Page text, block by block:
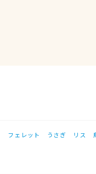
フェレット うさぎ リス